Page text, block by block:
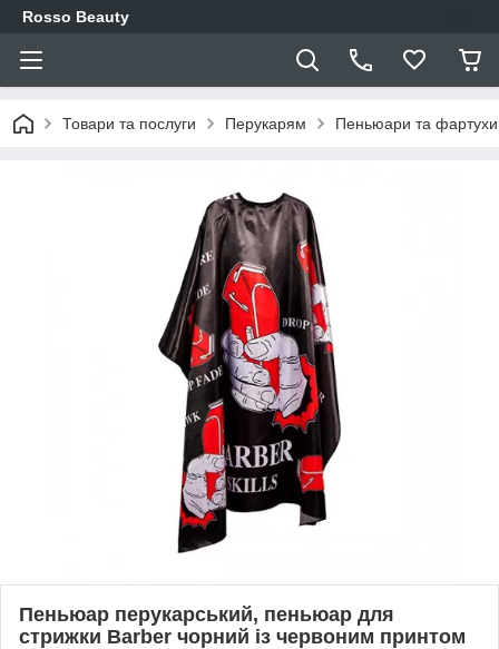
Rosso Beauty
Товари та послуги Перукарям Пеньюари та фартухи
Пеньюар перукарський, пеньюар для
стрижки Barber чорний із червоним принтом